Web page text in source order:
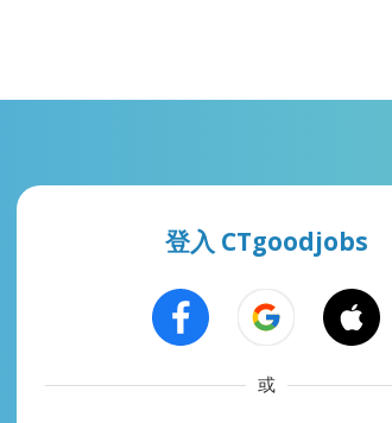
登入 CTgoodjobs
或